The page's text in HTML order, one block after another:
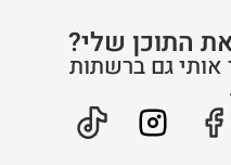
התוכן שלי?
אותי גם ברשתות